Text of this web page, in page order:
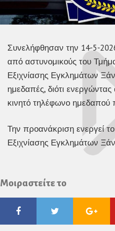
Συνελήφθησαν την 14-5-
από αστυνομικούς του
Εξιχνίασης Εγκλημάτων
ημεδαπές, διότι
κινητό τηλέφωνο ημεδαπού
Την προανάκριση ενεργεί
Εξιχνίασης Εγκλημάτων
Μοιραστείτε το
FacebookTwitter